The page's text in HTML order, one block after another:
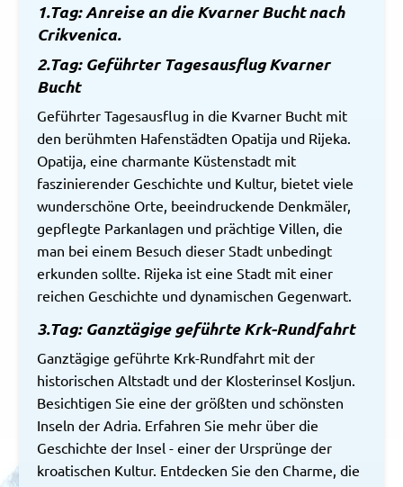
1.Tag: Anreise an die Kvarner Bucht nach
Crikvenica.
2.Tag: Geführter Tagesausflug Kvarner
Bucht
Geführter Tagesausflug in die Kvarner Bucht mit
den berühmten Hafenstädten Opatija und Rijeka.
Opatija, eine charmante Küstenstadt mit
faszinierender Geschichte und Kultur, bietet viele
wunderschöne Orte, beeindruckende Denkmäler,
gepflegte Parkanlagen und prächtige Villen, die
man bei einem Besuch dieser Stadt unbedingt
erkunden sollte. Rijeka ist eine Stadt mit einer
reichen Geschichte und dynamischen Gegenwart.
3.Tag: Ganztägige geführte Krk-Rundfahrt
Ganztägige geführte Krk-Rundfahrt mit der
historischen Altstadt und der Klosterinsel Kosljun.
Besichtigen Sie eine der größten und schönsten
Inseln der Adria. Erfahren Sie mehr über die
Geschichte der Insel - einer der Ursprünge der
kroatischen Kultur. Entdecken Sie den Charme, die